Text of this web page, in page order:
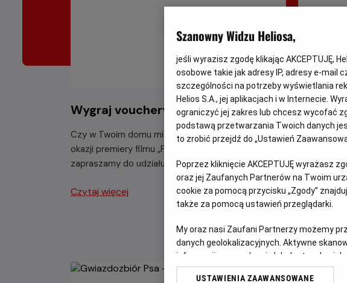
Wygraj vouchery do JuraParku!
Czy w Twoim domu mieszka fan Psiego Patrolu? Z
okazji premiery filmu „Psi Patrol i Dinozaury”
zapraszamy do udziału w kreatywnym konkursie.
Czytaj więcej
Psi
Dołącz do
Czytaj
Szanowny Widzu Heliosa,
jeśli wyrazisz zgodę klikając AKCEPTUJĘ,
osobowe takie jak adresy IP, adresy e-mail
szczególności na potrzeby wyświetlania
Helios S.A., jej aplikacjach i w Internecie.
ograniczyć jej zakres lub chcesz wycofać
podstawą przetwarzania Twoich danych
to zrobić przejdź do „Ustawień
Poprzez kliknięcie AKCEPTUJĘ wyrażasz
oraz jej Zaufanych Partnerów na Twoim
cookie za pomocą przycisku „Zgody”
także za pomocą ustawień przeglądarki.
My oraz nasi Zaufani Partnerzy możemy
danych geolokalizacyjnych. Aktywne
informacji na urządzeniu lub dostęp do
odbiorców i ulepszanie usług.
USTAWIENIA ZAAWANSOWANE